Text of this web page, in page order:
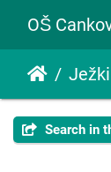
OŠ
Ježki
Search in